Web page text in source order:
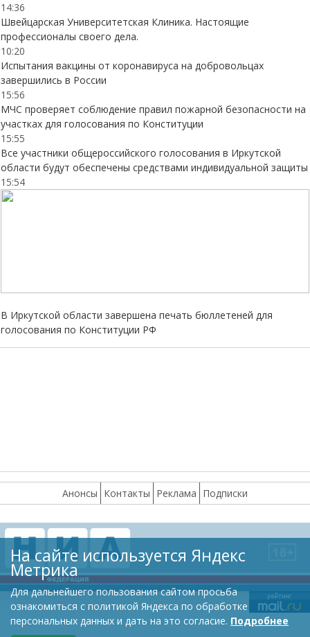
14:36
Швейцарская Университетская Клиника. Настоящие
профессионалы своего дела.
10:20
Испытания вакцины от коронавируса на добровольцах
завершились в России
15:56
МЧС проверяет соблюдение правил пожарной безопасности на
участках для голосования по Конституции
15:55
Все участники общероссийского голосования в Иркутской
области будут обеспечены средствами индивидуальной защиты
15:54
В Иркутской области завершена печать бюллетеней для
голосования по Конституции РФ
Анонсы Контакты Реклама Подписки
На сайте используется Яндекс
Метрика
Для дальнейшего пользования сайтом просьба
ознакомиться с политикой Яндекса по обработке
персональных данных и дать на это согласие. Подробнее